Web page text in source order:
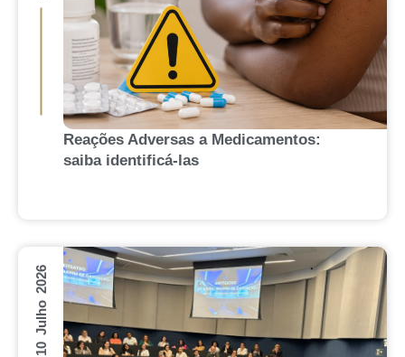
Reações Adversas a Medicamentos:
saiba identificá-las
10 Julho 2026